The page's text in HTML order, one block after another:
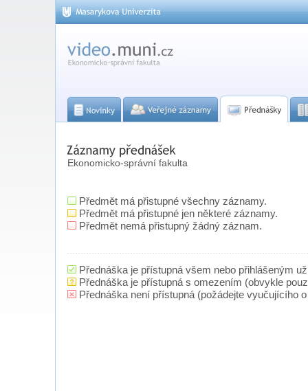
Ekonomicko-správní fakulta
Předmět má přistupné všechny záznamy.
Předmět má přistupné jen některé záznamy.
Předmět nemá přistupný žádný záznam.
Přednáška je přístupná všem nebo přihlášeným
Přednáška je přístupná s omezením (obvykle
Přednáška není přístupná (požádejte vyučujícího